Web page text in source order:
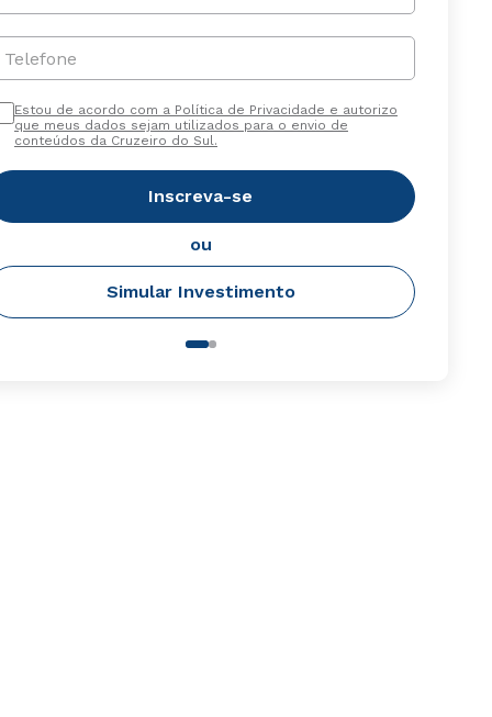
Telefone
Estou de acordo com a Política de Privacidade e autorizo
que meus dados sejam utilizados para o envio de
conteúdos da Cruzeiro do Sul.
Inscreva-se
ou
Simular Investimento